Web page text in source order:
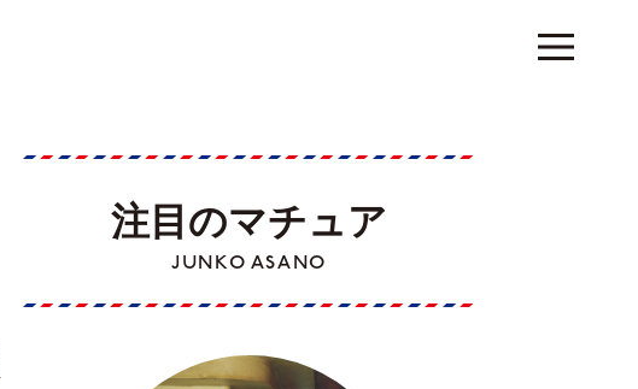
注目のマチュア
JUNKO ASANO